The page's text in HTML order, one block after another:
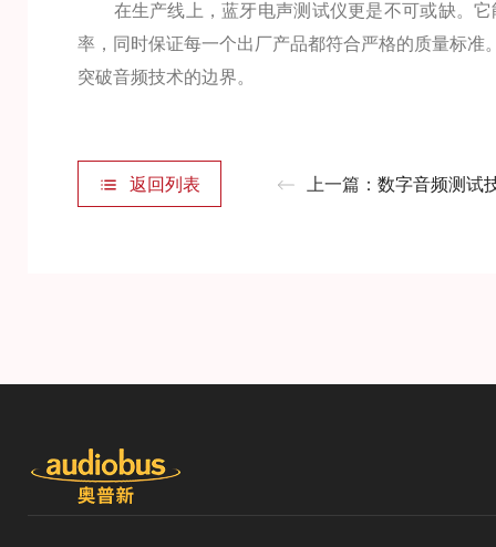
在生产线上，蓝牙电声测试仪更是不可或缺。它
率，同时保证每一个出厂产品都符合严格的质量标
突破音频技术的边界。
返回列表 上一篇： 数字音频测试